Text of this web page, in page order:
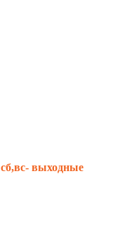
сб,вс- выходные